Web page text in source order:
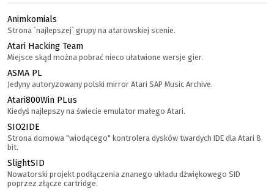
Animkomials
Strona `najlepszej` grupy na atarowskiej scenie.
Atari Hacking Team
Miejsce skąd można pobrać nieco ułatwione wersje gier.
ASMA PL
Jedyny autoryzowany polski mirror Atari SAP Music Archive.
Atari800Win PLus
Kiedyś najlepszy na świecie emulator małego Atari.
SIO2IDE
Strona domowa "wiodącego" kontrolera dysków twardych IDE dla Atari 8
bit.
SlightSID
Nowatorski projekt podłączenia znanego układu dźwiękowego SID
poprzez złącze cartridge.